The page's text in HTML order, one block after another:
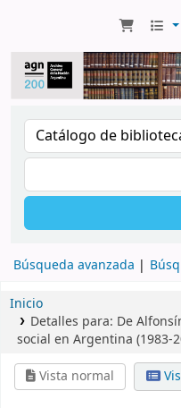
Búsqueda avanzada
Inicio
Detalles para: De
social en Argentina (1983-
Vista normal